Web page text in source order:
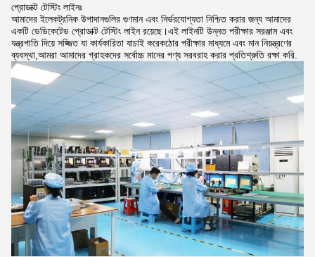
প্রোডাক্ট টেস্টিং লাইনঃ
আমাদের ইলেকট্রনিক উপাদানগুলির গুণমান এবং নির্ভরযোগ্যতা নিশ্চিত করার জন্য আমাদের
একটি ডেডিকেটেড প্রোডাক্ট টেস্টিং লাইন রয়েছে।এই লাইনটি উন্নত পরীক্ষার সরঞ্জাম এবং
যন্ত্রপাতি দিয়ে সজ্জিত যা কার্যকারিতা যাচাই করেকঠোর পরীক্ষার মাধ্যমে এবং মান নিয়ন্ত্রণের
ব্যবস্থা,আমরা আমাদের গ্রাহকদের সর্বোচ্চ মানের পণ্য সরবরাহ করার প্রতিশ্রুতি রক্ষা করি.